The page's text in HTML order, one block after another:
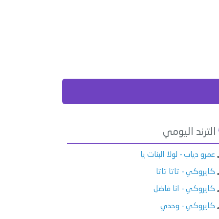
الترند اليومي
عمرو دياب - لولا البنات يا
كايروكي - تاتا تاتا
كايروكي - انا فاضل
كايروكي - وحدي